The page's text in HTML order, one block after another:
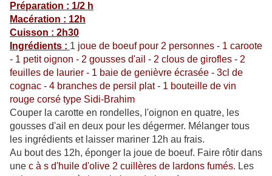
Préparation : 1/2 h
Macération : 12h
Cuisson : 2h30
Ingrédients : 1 joue de boeuf pour 2 personnes - 1 caroote
- 1 petit oignon - 2 gousses d'ail - 2 clous de girofles - 2
feuilles de laurier - 1 baie de genièvre écrasée - 3cl de
cognac - 4 branches de persil plat - 1 bouteille de vin
rouge corsé type Sidi-Brahim
Couper la carotte en rondelles, l'oignon en quatre, les
gousses d'ail en deux pour les dégermer. Mélanger tous
les ingrédients et laisser mariner 12h au frais.
Au bout des 12h, éponger la joue de boeuf. Faire rôtir dans
une c à s d'huile d'olive 2 cuillères de lardons fumés. Les